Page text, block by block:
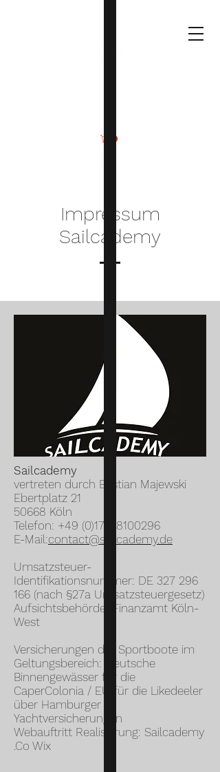
Impressum
Sailcademy
Sailcademy
vertreten durch Bastian Majewski
Ebertplatz 21
50668 Köln
Telefon: +49 (0)170-8100296
E-Mail:contact@sailcademy.de
Umsatzsteuer-
Identifikationsnummer: DE 327 296
166 (nach §27a Umsatzsteuergesetz)
Aufsichtsbehörde: Finanzamt Köln-
West
Versicherungen der Sportboote im
Geltungsbereich: Deutsche
Binnengewässer für die
CaperColonia / EU für die Likedeeler
über Hamburger
Yachtversicherungen
Webauftritt Realisierung: Sailcademy
.Co Wix